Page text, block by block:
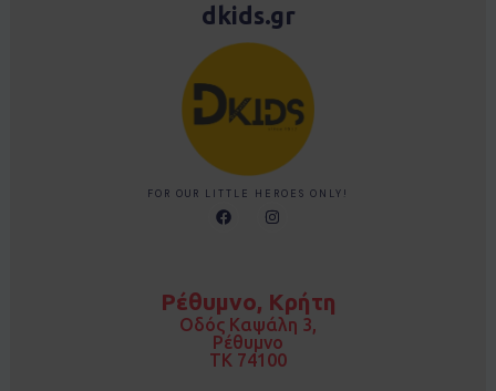
dkids.gr
FOR OUR LITTLE HEROES ONLY!
F
a
o
I
n
r
a
m
Ρέθυμνο, Κρήτη
Οδός Καψάλη 3,
Ρέθυμνο
TK 74100